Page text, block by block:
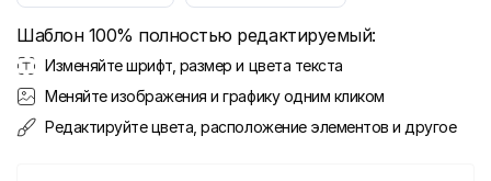
Шаблон 100% полностью редактируемый:
Изменяйте шрифт, размер и цвета текста
Меняйте изображения и графику одним кликом
Редактируйте цвета, расположение элементов и другое